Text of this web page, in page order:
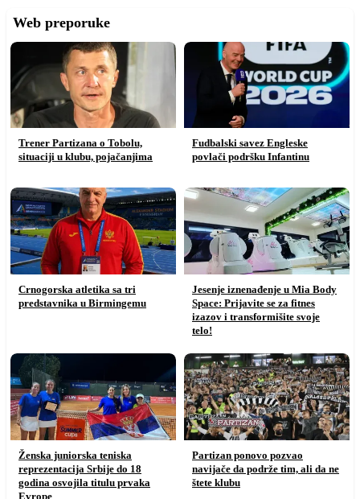
Web preporuke
Trener Partizana o Tobolu,
situaciji u klubu, pojačanjima
Fudbalski savez Engleske
povlači podršku Infantinu
Crnogorska atletika sa tri
predstavnika u Birmingemu
Jesenje iznenađenje u Mia Body
Space: Prijavite se za fitnes
izazov i transformišite svoje
telo!
Ženska juniorska teniska
reprezentacija Srbije do 18
godina osvojila titulu prvaka
Evrope
Partizan ponovo pozvao
navijače da podrže tim, ali da ne
štete klubu